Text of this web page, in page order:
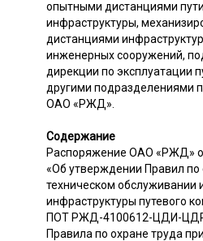
опытными дистанциями
инфраструктуры,
дистанциями
инженерных сооружений,
дирекции по эксплуатации
другими подразделениями
ОАО «РЖД».
Содержание
Распоряжение ОАО «РЖД»
«Об утверждении Правил по
техническом обслуживании
инфраструктуры путевого
ПОТ РЖД-4100612-ЦДИ-
Правила по охране труда